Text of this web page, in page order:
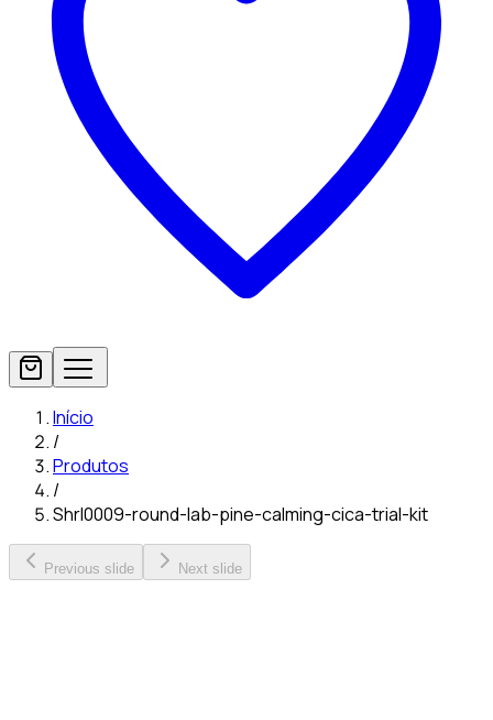
Início
/
Produtos
/
Shrl0009-round-lab-pine-calming-cica-trial-kit
Previous slide Next slide